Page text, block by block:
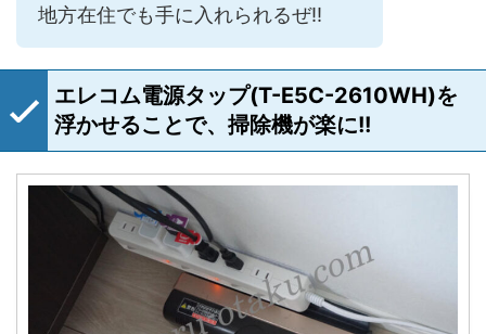
地方在住でも手に入れられるぜ!!
エレコム電源タップ(T-E5C-2610WH)を
浮かせることで、掃除機が楽に!!